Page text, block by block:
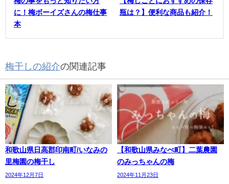
に！梅ボーイズさんの梅仕事
本
瓶は？】便利な商品も紹介！
梅干しの紹介の関連記事
和歌山県日高郡印南町/いなみの
里梅園の梅干し
2024年12月7日
【和歌山県みなべ町】二葉農園
のみっちゃんの梅
2024年11月23日